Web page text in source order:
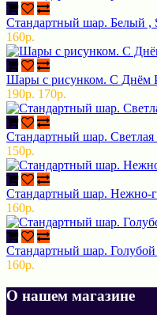
Стандартный шар. Белый ,
160р.
Шары с рисунком. С Днём
190р. 170р.
Стандартный шар. Светлая
150р.
Стандартный шар. Нежно-
160р.
Стандартный шар.
160р.
О нашем магазине